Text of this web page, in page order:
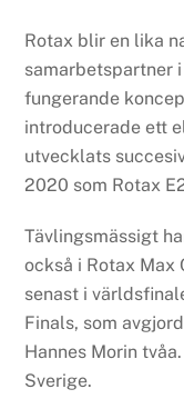
Rotax blir en lika
samarbetspartner
fungerande
introducerade ett
utvecklats
2020 som Rotax
Tävlingsmässigt
också i Rotax Max
senast i
Finals, som
Hannes Morin
Sverige.